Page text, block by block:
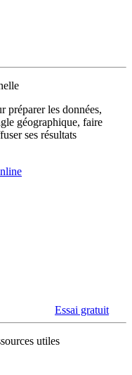
préparer les données,
géographique, faire
ses résultats
Essai gratuit
utiles